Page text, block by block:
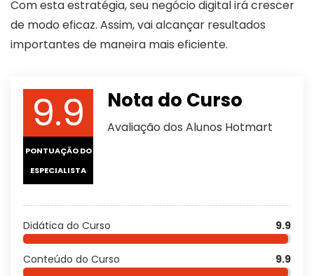
Com esta estratégia, seu negócio digital irá crescer
de modo eficaz. Assim, vai alcançar resultados
importantes de maneira mais eficiente.
9.9
PONTUAÇÃO DO
ESPECIALISTA
Nota do Curso
Avaliação dos Alunos Hotmart
Didática do Curso 9.9
Conteúdo do Curso 9.9